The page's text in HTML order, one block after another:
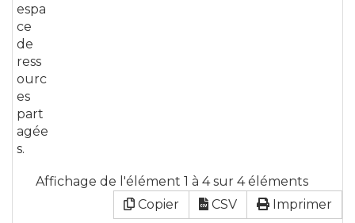
espa
ce
de
ress
ourc
es
part
agée
s.
Affichage de l'élément 1 à 4 sur 4 éléments
Copier
CSV Imprimer